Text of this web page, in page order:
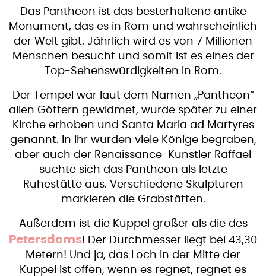
Das Pantheon ist das besterhaltene antike
Monument, das es in Rom und wahrscheinlich
der Welt gibt. Jährlich wird es von 7 Millionen
Menschen besucht und somit ist es eines der
Top-Sehenswürdigkeiten in Rom.
Der Tempel war laut dem Namen „Pantheon“
allen Göttern gewidmet, wurde später zu einer
Kirche erhoben und Santa Maria ad Martyres
genannt. In ihr wurden viele Könige begraben,
aber auch der Renaissance-Künstler Raffael
suchte sich das Pantheon als letzte
Ruhestätte aus. Verschiedene Skulpturen
markieren die Grabstätten.
Außerdem ist die Kuppel größer als die des
Petersdoms! Der Durchmesser liegt bei 43,30
Metern! Und ja, das Loch in der Mitte der
Kuppel ist offen, wenn es regnet, regnet es